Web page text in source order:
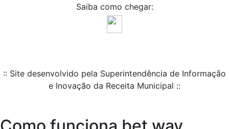
Saiba como chegar:
:: Site desenvolvido pela Superintendência de Informação
e Inovação da Receita Municipal ::